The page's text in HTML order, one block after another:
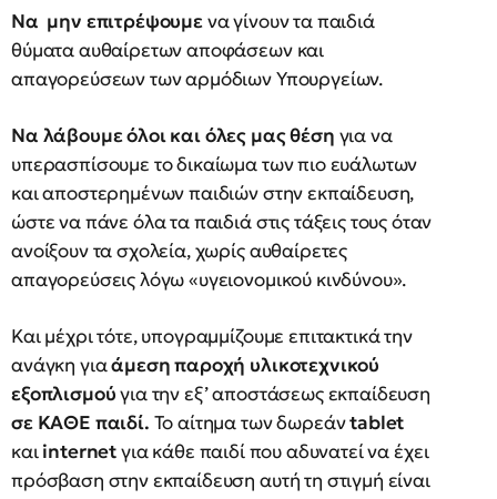
Να μην επιτρέψουμενα γίνουν τα παιδιά
θύματα αυθαίρετων αποφάσεων και
απαγορεύσεων των αρμόδιων Υπουργείων.
Να λάβουμε όλοι και όλες μας θέση για να
υπερασπίσουμε το δικαίωμα των πιο ευάλωτων
και αποστερημένων παιδιών στην εκπαίδευση,
ώστε να πάνε όλα τα παιδιά στις τάξεις τους όταν
ανοίξουν τα σχολεία, χωρίς αυθαίρετες
απαγορεύσεις λόγω «υγειονομικού κινδύνου».
Και μέχρι τότε, υπογραμμίζουμε επιτακτικά την
ανάγκη γιαάμεση παροχή υλικοτεχνικού
εξοπλισμούγια την εξ’ αποστάσεως εκπαίδευση
σε ΚΑΘΕ παιδί. Το αίτημα των δωρεάνtablet
καιinternetγια κάθε παιδί που αδυνατεί να έχει
πρόσβαση στην εκπαίδευση αυτή τη στιγμή είναι